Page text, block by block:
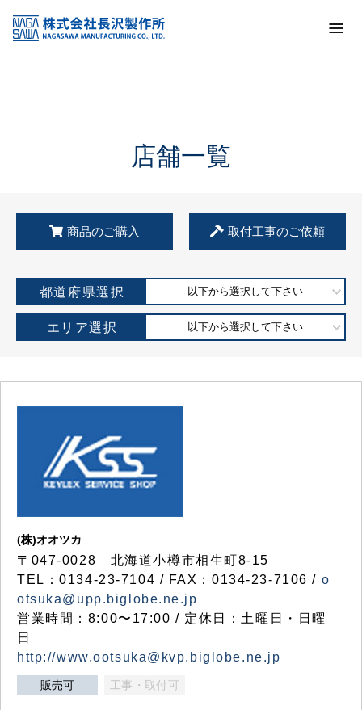
KSS加盟店・取扱店情報
店舗一覧
店舗一覧
商品のご購入 取付工事のご依頼
都道府県選択 以下から選択して下さい
エリア選択 以下から選択して下さい
(株)オオツカ
〒047-0028 北海道小樽市相生町8-15
TEL：0134-23-7104 / FAX：0134-23-7106 / o
otsuka@upp.biglobe.ne.jp
営業時間：8:00〜17:00 / 定休日：土曜日・日曜
日
http://www.ootsuka@kvp.biglobe.ne.jp
販売可 工事・取付可